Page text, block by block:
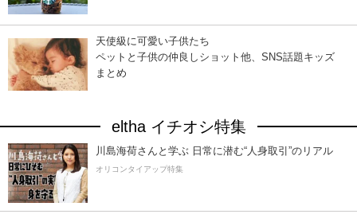
天使級に可愛い子供たち
ペットと子供の仲良しショット他、SNS話題キッズ
まとめ
eltha イチオシ特集
川島海荷さんと学ぶ 日常に潜む“人身取引”のリアル
オリコンタイアップ特集